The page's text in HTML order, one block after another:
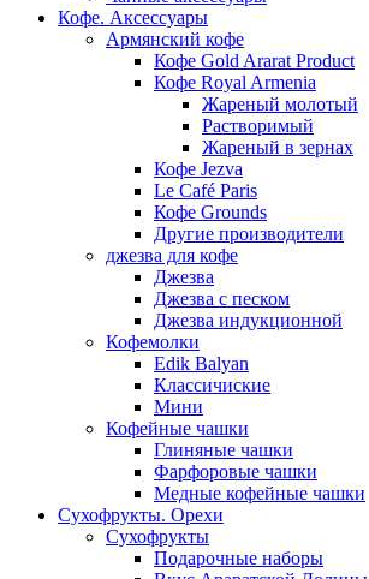
Кофе. Аксессуары
Армянский кофе
Кофе Gold Ararat Product
Кофе Royal Armenia
Жареный молотый
Растворимый
Жареный в зернах
Кофе Jezva
Le Café Paris
Кофе Grounds
Другие производители
джезва для кофе
Джезва
Джезва с песком
Джезва индукционной
Кофемолки
Edik Balyan
Классичиские
Мини
Кофейные чашки
Глиняные чашки
Фарфоровые чашки
Медные кофейные чашки
Сухофрукты. Орехи
Сухофрукты
Подарочные наборы